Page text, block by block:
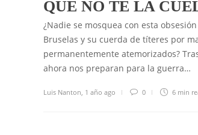
QUE NO TE LA
¿Nadie se mosquea con esta
Bruselas y su cuerda de títeres por
permanentemente atemorizados?
ahora nos preparan para la guerra…
Luis Nanton 1 año ago 0 6 min